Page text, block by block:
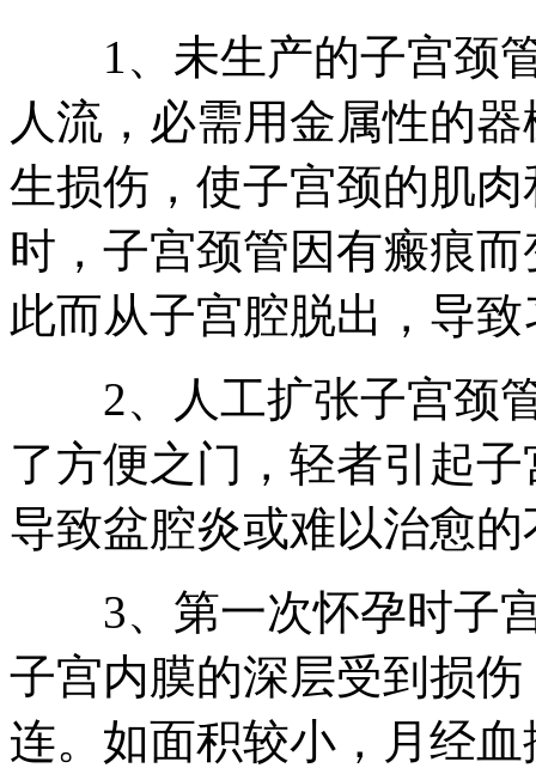
1、未生产的子宫颈管
人流，必需用金属性的
生损伤，使子宫颈的肌
时，子宫颈管因有瘢痕
此而从子宫腔脱出，导
2、人工扩张子宫颈管
了方便之门，轻者引起
导致盆腔炎或难以治愈
3、第一次怀孕时子宫
子宫内膜的深层受到损
连。如面积较小，月经